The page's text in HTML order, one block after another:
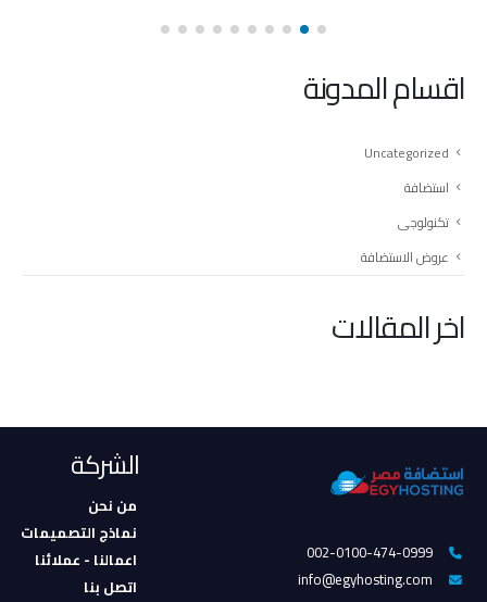
اقسام المدونة
Uncategorized
استضافة
تكنولوجى
عروض الاستضافة
اخر المقالات
002-0100-474-0999
info@egyhosting.com
الشركة
من نحن
نماذج التصميمات
اعمالنا - عملائنا
اتصل بنا